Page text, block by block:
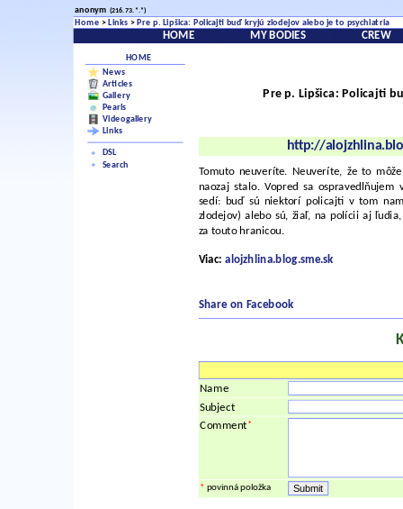
anonym (216.73.*.*)
Home > Links > Pre p. Lipšica: Policajti buď kryjú zlodejov alebo je to psychiatria
HOME MY BODIES CREW
HOME
News
Articles
Gallery
Pearls
Videogallery
Links
DSL
Search
Pre p. Lipšica: Policajti
http://
Tomuto neuveríte. Neuveríte, že to
naozaj stalo. Vopred sa
sedí: buď sú niektorí policajti v tom
zlodejov) alebo sú, žiaľ, na polícii aj
za touto hranicou.
Viac: alojzhlina.blog.sme.sk
Share on Facebook
Name
Subject
Comment*
* povinná položka